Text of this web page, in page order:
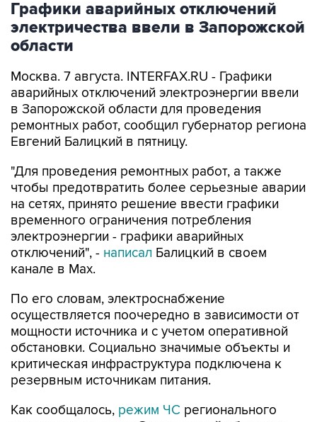
Графики аварийных отключений
электричества ввели в Запорожской
области
Москва. 7 августа. INTERFAX.RU - Графики
аварийных отключений электроэнергии ввели
в Запорожской области для проведения
ремонтных работ, сообщил губернатор региона
Евгений Балицкий в пятницу.
"Для проведения ремонтных работ, а также
чтобы предотвратить более серьезные аварии
на сетях, принято решение ввести графики
временного ограничения потребления
электроэнергии - графики аварийных
отключений", - написал Балицкий в своем
канале в Max.
По его словам, электроснабжение
осуществляется поочередно в зависимости от
мощности источника и с учетом оперативной
обстановки. Социально значимые объекты и
критическая инфраструктура подключена к
резервным источникам питания.
Как сообщалось, режим ЧС регионального